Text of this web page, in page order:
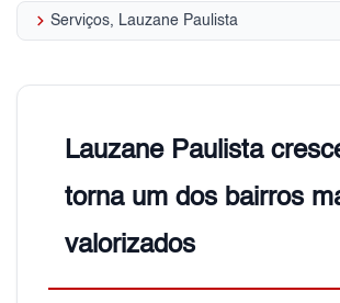
keyboard_arrow_right Serviços, Lauzane Paulista
Lauzane Paulista
torna um dos bairros
valorizados